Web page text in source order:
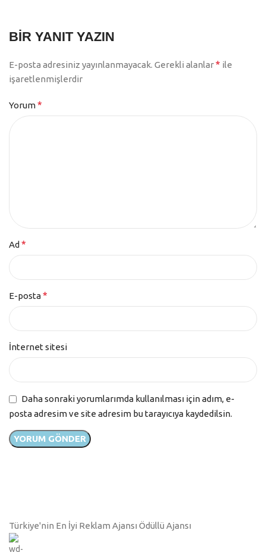
BIR YANIT YAZIN
E-posta adresiniz yayınlanmayacak. Gerekli alanlar* ile
işaretlenmişlerdir
Yorum*
Ad *
E-posta*
İnternet sitesi
Daha sonraki yorumlarımda kullanılması için adım, e-
posta adresim ve site adresim bu tarayıcıya kaydedilsin.
Türkiye'nin En İyi Reklam Ajansı Ödüllü Ajansı